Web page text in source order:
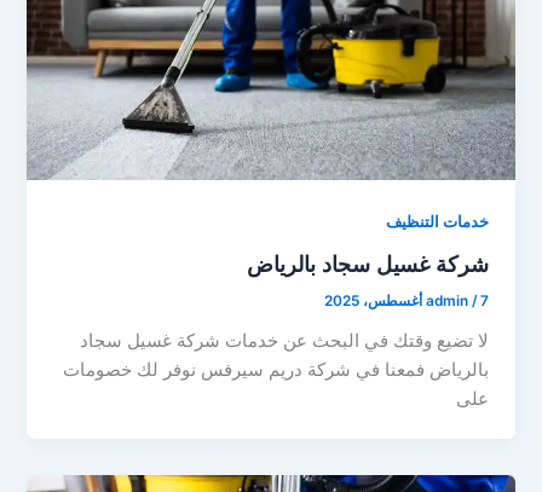
خدمات التنظيف
شركة غسيل سجاد بالرياض
admin /7 أغسطس، 2025
لا تضيع وقتك في البحث عن خدمات شركة غسيل سجاد
بالرياض فمعنا في شركة دريم سيرفس نوفر لك خصومات
على